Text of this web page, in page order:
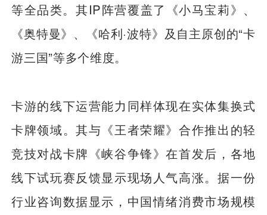
等全品类。其IP阵营覆盖了《小马宝莉》、
《奥特曼》、《哈利·波特》及自主原创的“卡
游三国”等多个维度。
卡游的线下运营能力同样体现在实体集换式
卡牌领域。其与《王者荣耀》合作推出的轻
竞技对战卡牌《峡谷争锋》在首发后，各地
线下试玩赛反馈显示现场人气高涨。据一份
行业咨询数据显示，中国情绪消费市场规模